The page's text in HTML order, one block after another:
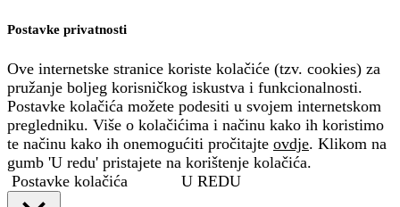
Postavke privatnosti
Ove internetske stranice koriste kolačiće (tzv. cookies) za
pružanje boljeg korisničkog iskustva i funkcionalnosti.
Postavke kolačića možete podesiti u svojem internetskom
pregledniku. Više o kolačićima i načinu kako ih koristimo
te načinu kako ih onemogućiti pročitajte ovdje. Klikom na
gumb 'U redu' pristajete na korištenje kolačića.
Postavke kolačića
U REDU